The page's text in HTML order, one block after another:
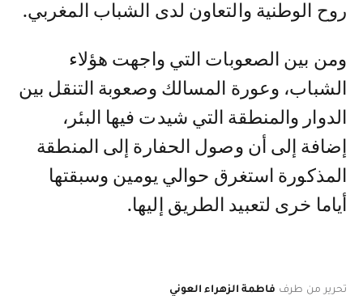
روح الوطنية والتعاون لدى الشباب المغربي.
ومن بين الصعوبات التي واجهت هؤلاء
الشباب، وعورة المسالك وصعوبة التنقل بين
الدوار والمنطقة التي شيدت فيها البئر،
إضافة إلى أن وصول الحفارة إلى المنطقة
المذكورة استغرق حوالي يومين وسبقتها
أياما خرى لتعبيد الطريق إليها.
تحرير من طرف فاطمة الزهراء العوني